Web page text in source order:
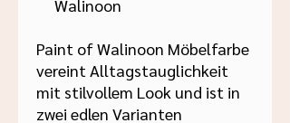
Walinoon
Paint of Walinoon Möbelfarbe
vereint Alltagstauglichkeit
mit stilvollem Look und ist in
zwei edlen Varianten